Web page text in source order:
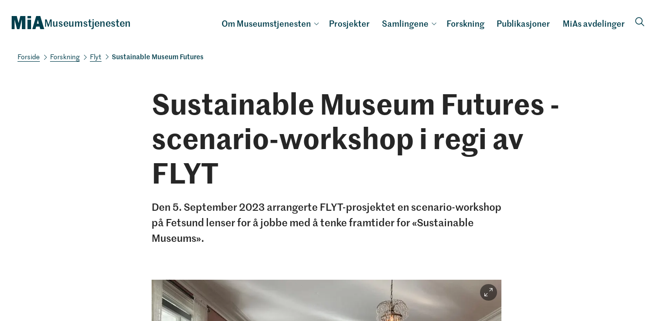
Museumstjenesten Om Museumstjenesten Prosjekter Samlingene Forskning Publikasjoner MiAs avdelinger
Forskning Flyt Sustainable Museum Futures
Sustainable Museum Futures -
scenario-workshop i regi av
FLYT
Den 5. September 2023 arrangerte FLYT-prosjektet en scenario-workshop
på Fetsund lenser for å jobbe med å tenke framtider for «Sustainable
Museums».